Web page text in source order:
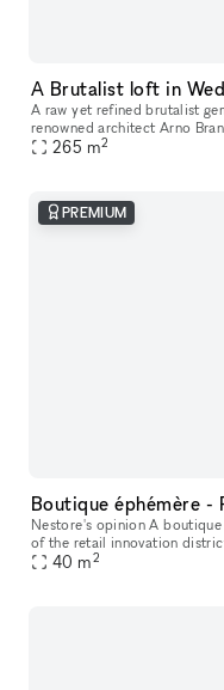
A Brutalist loft in
A raw yet refined brutalist
renowned architect Arno
access to a spacious 130
265 m2
PREMIUM
Nestore's opinion A
of the retail innovation
appetite, work on PR and
40 m2